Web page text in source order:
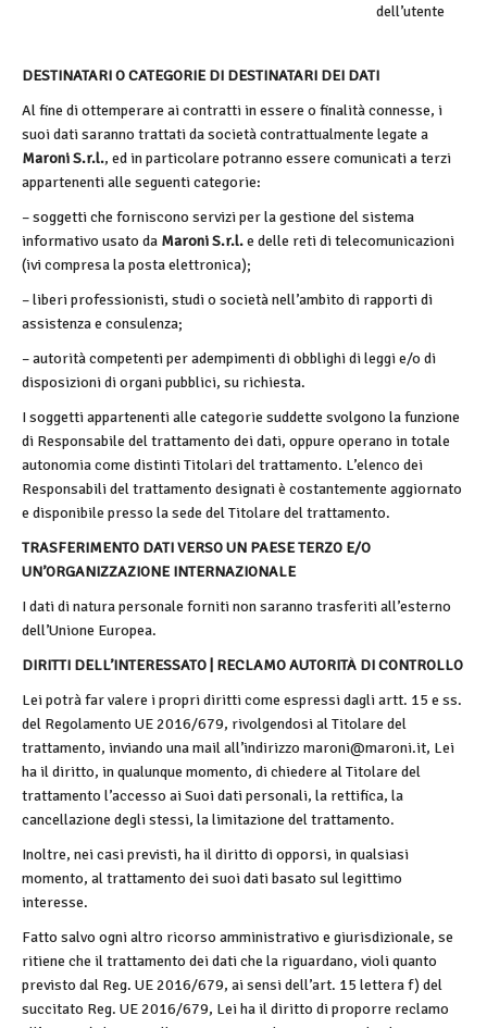
dell’utente
DESTINATARI O CATEGORIE DI DESTINATARI DEI DATI
Al fine di ottemperare ai contratti in essere o finalità connesse, i
suoi dati saranno trattati da società contrattualmente legate a
Maroni S.r.l., ed in particolare potranno essere comunicati a terzi
appartenenti alle seguenti categorie:
– soggetti che forniscono servizi per la gestione del sistema
informativo usato da Maroni S.r.l.e delle reti di telecomunicazioni
(ivi compresa la posta elettronica);
– liberi professionisti, studi o società nell’ambito di rapporti di
assistenza e consulenza;
– autorità competenti per adempimenti di obblighi di leggi e/o di
disposizioni di organi pubblici, su richiesta.
I soggetti appartenenti alle categorie suddette svolgono la funzione
di Responsabile del trattamento dei dati, oppure operano in totale
autonomia come distinti Titolari del trattamento. L’elenco dei
Responsabili del trattamento designati è costantemente aggiornato
e disponibile presso la sede del Titolare del trattamento.
TRASFERIMENTO DATI VERSO UN PAESE TERZO E/O
UN’ORGANIZZAZIONE INTERNAZIONALE
I dati di natura personale forniti non saranno trasferiti all’esterno
dell’Unione Europea.
DIRITTI DELL’INTERESSATO | RECLAMO AUTORITÀ DI CONTROLLO
Lei potrà far valere i propri diritti come espressi dagli artt. 15 e ss.
del Regolamento UE 2016/679, rivolgendosi al Titolare del
trattamento, inviando una mail all’indirizzo maroni@maroni.it, Lei
ha il diritto, in qualunque momento, di chiedere al Titolare del
trattamento l’accesso ai Suoi dati personali, la rettifica, la
cancellazione degli stessi, la limitazione del trattamento.
Inoltre, nei casi previsti, ha il diritto di opporsi, in qualsiasi
momento, al trattamento dei suoi dati basato sul legittimo
interesse.
Fatto salvo ogni altro ricorso amministrativo e giurisdizionale, se
ritiene che il trattamento dei dati che la riguardano, violi quanto
previsto dal Reg. UE 2016/679, ai sensi dell’art. 15 lettera f) del
succitato Reg. UE 2016/679, Lei ha il diritto di proporre reclamo